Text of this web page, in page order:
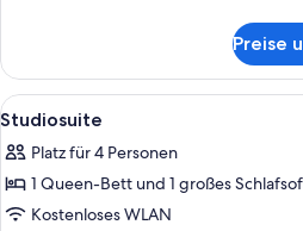
eingeschränkter
Meerblick
Preise
Alle
Fotos
für
Studiosuite
anzeigen
Ein
4
Studiosuite
Platz für 4 Personen
1 Queen-Bett und 1 großes
Kostenloses WLAN